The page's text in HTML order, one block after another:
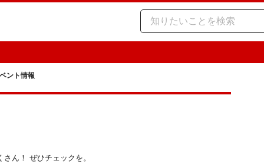
ント情報
ん！ ぜひチェックを。